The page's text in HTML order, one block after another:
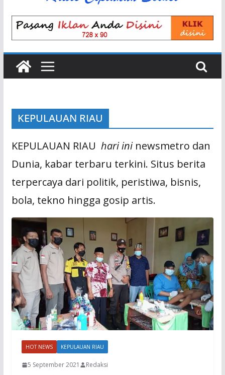
KEPULAUAN RIAU
KEPULAUAN RIAU hari ininewsmetro dan
Dunia, kabar terbaru terkini. Situs berita
terpercaya dari politik, peristiwa, bisnis,
bola, tekno hingga gosip artis.
HOT NEWS KEPULAUAN RIAU
5 September 2021 Redaksi